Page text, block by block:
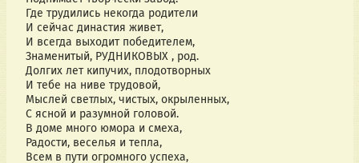
Где трудились некогда родители
И сейчас династия живет,
И всегда выходит победителем,
Знаменитый, РУДНИКОВЫХ , род.
Долгих лет кипучих, плодотворных
И тебе на ниве трудовой,
Мыслей светлых, чистых, окрыленных,
С ясной и разумной головой.
В доме много юмора и смеха,
Радости, веселья и тепла,
Всем в пути огромного успеха,